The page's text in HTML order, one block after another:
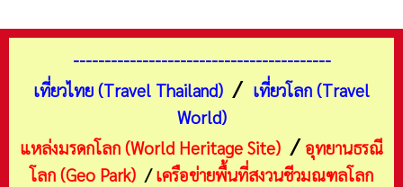
-----------------------------------------
เที่ยวไทย (Travel Thailand) / เที่ยวโลก (Travel
World)
แหล่งมรดกโลก (World Heritage Site) /อุทยานธรณี
โลก (Geo Park) /เครือข่ายพื้นที่สงวนชีวมณฑลโลก